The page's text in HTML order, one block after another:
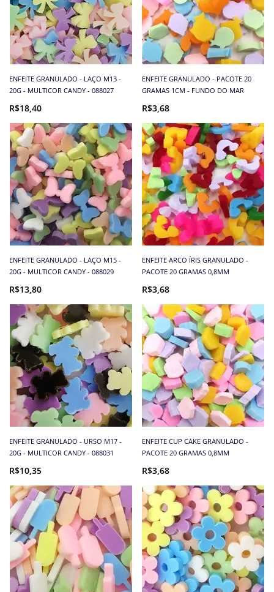
ENFEITE GRANULADO - LAÇO M13 -
20G - MULTICOR CANDY - 088027
R$18,40
ENFEITE GRANULADO - PACOTE 20
GRAMAS 1CM - FUNDO DO MAR
R$3,68
ENFEITE GRANULADO - LAÇO M15 -
20G - MULTICOR CANDY - 088029
R$13,80
ENFEITE ARCO ÍRIS GRANULADO -
PACOTE 20 GRAMAS 0,8MM
R$3,68
ENFEITE GRANULADO - URSO M17 -
20G - MULTICOR CANDY - 088031
R$10,35
ENFEITE CUP CAKE GRANULADO -
PACOTE 20 GRAMAS 0,8MM
R$3,68